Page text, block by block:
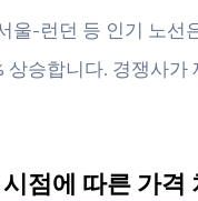
울-런던 등 인기 노선
상승합니다. 경쟁사
점에 따른 가격